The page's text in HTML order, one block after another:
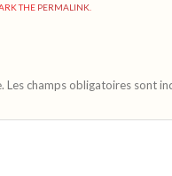
THE PERMALINK
Les champs obligatoires sont